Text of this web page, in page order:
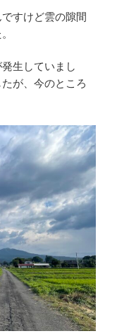
すけど雲の隙間
生していまし
が、今のところ